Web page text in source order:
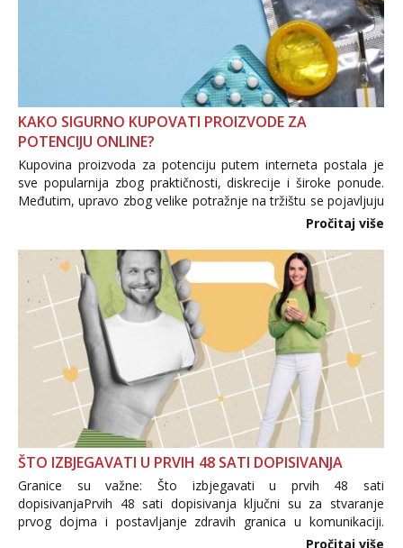
KAKO SIGURNO KUPOVATI PROIZVODE ZA
POTENCIJU ONLINE?
Kupovina proizvoda za potenciju putem interneta postala je
sve popularnija zbog praktičnosti, diskrecije i široke ponude.
Međutim, upravo zbog velike potražnje na tržištu se pojavljuju
i brojni krivotvoreni proizvodi, nepouzdane internetske
Pročitaj više
ŠTO IZBJEGAVATI U PRVIH 48 SATI DOPISIVANJA
Granice su važne: Što izbjegavati u prvih 48 sati
dopisivanjaPrvih 48 sati dopisivanja ključni su za stvaranje
prvog dojma i postavljanje zdravih granica u komunikaciji.
Važno je izbjeći prebrzo otkrivanje osobnih ili intimnih
Pročitaj više